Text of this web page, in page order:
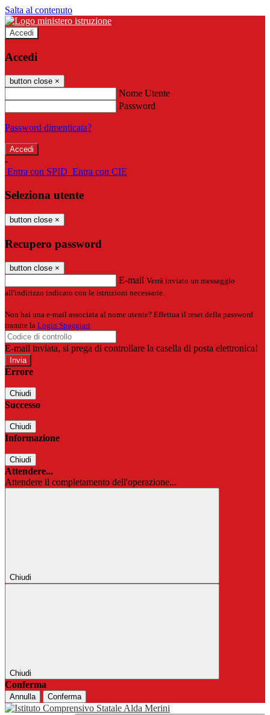
Salta al contenuto
Accedi
Accedi
button close ×
Nome Utente
Password
Password dimenticata?
-
Entra con SPID Entra con CIE
Seleziona utente
button close ×
Recupero password
button close ×
E-mail Verrà inviato un messaggio
all'indirizzo indicato con le istruzioni necessarie.
Non hai una e-mail associata al nome utente? Effettua il reset della password
tramite la Login Spaggiari
E-mail inviata, si prega di controllare la casella di posta elettronica!
Errore
Chiudi
Successo
Chiudi
Informazione
Chiudi
Attendere...
Attendere il completamento dell'operazione...
Chiudi
Chiudi
Conferma
Annulla Conferma